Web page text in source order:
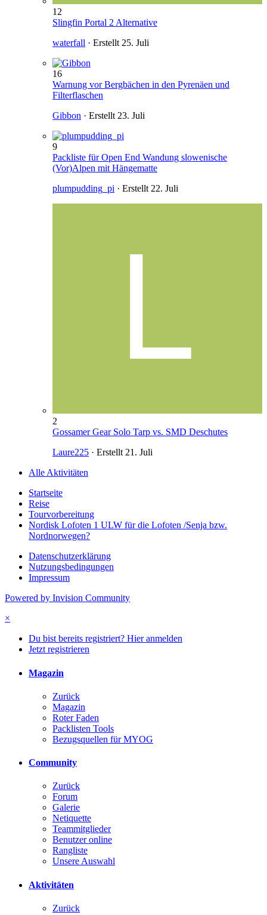
12
Slingfin Portal 2 Alternative
waterfall · Erstellt 25. Juli
16
Warnung vor Bergbächen in den Pyrenäen und
Filterflaschen
Gibbon · Erstellt 23. Juli
9
Packliste für Open End Wandung slowenische
(Vor)Alpen mit Hängematte
plumpudding_pi · Erstellt 22. Juli
2
Gossamer Gear Solo Tarp vs. SMD Deschutes
Laure225 · Erstellt 21. Juli
Alle Aktivitäten
Startseite
Reise
Tourvorbereitung
Nordisk Lofoten 1 ULW für die Lofoten /Senja bzw.
Nordnorwegen?
Datenschutzerklärung
Nutzungsbedingungen
Impressum
Powered by Invision Community
×
Du bist bereits registriert? Hier anmelden
Jetzt registrieren
Magazin
Zurück
Magazin
Roter Faden
Packlisten Tools
Bezugsquellen für MYOG
Community
Zurück
Forum
Galerie
Netiquette
Teammitglieder
Benutzer online
Rangliste
Unsere Auswahl
Aktivitäten
Zurück